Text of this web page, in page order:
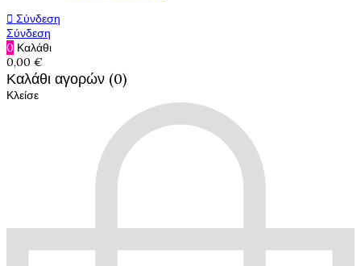
 Σύνδεση
Σύνδεση
0 Καλάθι
0,00 €
Καλάθι αγορών (0)
Κλείσε